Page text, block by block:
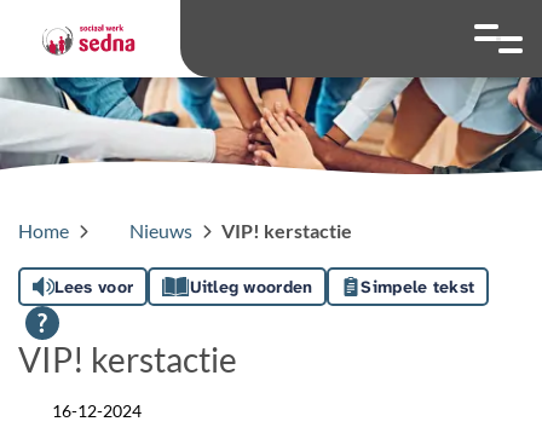
Hoog contrast
Ga naar
Home Nieuws VIP! kerstactie
Lees voor Uitleg woorden Simpele tekst
VIP! kerstactie
Datum
16-12-2024